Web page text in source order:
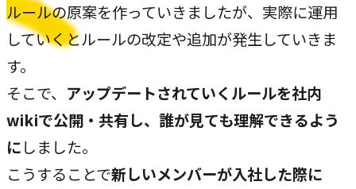
ルールの原案を作っていきましたが、実際に運用
していくとルールの改定や追加が発生していきま
す。
そこで、 アップデートされていくルールを社内
wikiで公開・共有し、誰が見ても理解できるよう
にしました。
こうすることで新しいメンバーが入社した際に